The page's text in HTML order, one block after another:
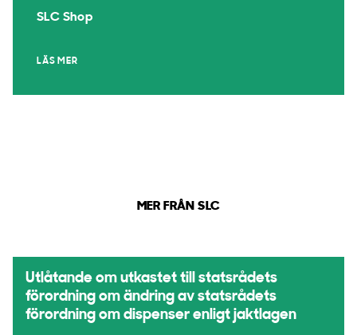
SLC Shop
LÄS MER
MER FRÅN SLC
Utlåtande om utkastet till statsrådets
förordning om ändring av statsrådets
förordning om dispenser enligt jaktlagen